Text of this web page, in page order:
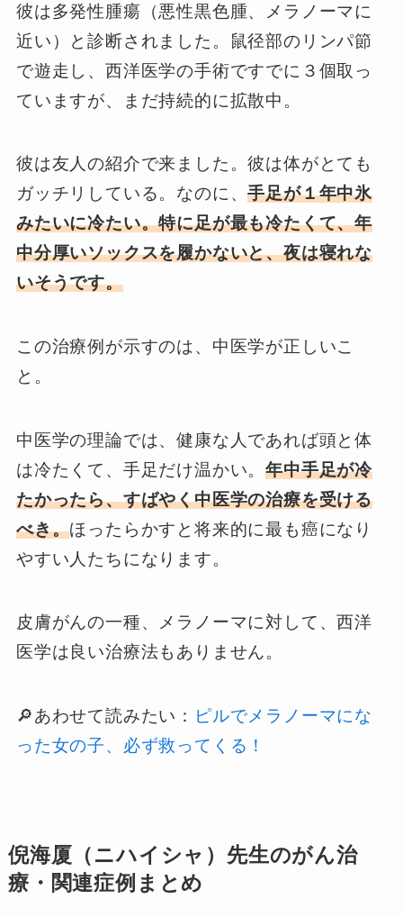
彼は多発性腫瘍（悪性黒色腫、メラノーマに
近い）と診断されました。鼠径部のリンパ節
で遊走し、西洋医学の手術ですでに３個取っ
ていますが、まだ持続的に拡散中。
彼は友人の紹介で来ました。彼は体がとても
ガッチリしている。なのに、手足が１年中氷
みたいに冷たい。特に足が最も冷たくて、年
中分厚いソックスを履かないと、夜は寝れな
いそうです。
この治療例が示すのは、中医学が正しいこ
と。
中医学の理論では、健康な人であれば頭と体
は冷たくて、手足だけ温かい。年中手足が冷
たかったら、すばやく中医学の治療を受ける
べき。ほったらかすと将来的に最も癌になり
やすい人たちになります。
皮膚がんの一種、メラノーマに対して、西洋
医学は良い治療法もありません。
🔎あわせて読みたい： ピルでメラノーマにな
った女の子、必ず救ってくる！
倪海厦（ニハイシャ）先生のがん治
療・関連症例まとめ